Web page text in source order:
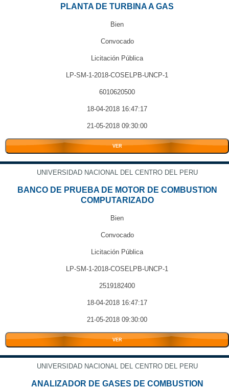
PLANTA DE TURBINA A GAS
Bien
Convocado
Licitación Pública
LP-SM-1-2018-COSELPB-UNCP-1
6010620500
18-04-2018 16:47:17
21-05-2018 09:30:00
VER
UNIVERSIDAD NACIONAL DEL CENTRO DEL PERU
BANCO DE PRUEBA DE MOTOR DE COMBUSTION
COMPUTARIZADO
Bien
Convocado
Licitación Pública
LP-SM-1-2018-COSELPB-UNCP-1
2519182400
18-04-2018 16:47:17
21-05-2018 09:30:00
VER
UNIVERSIDAD NACIONAL DEL CENTRO DEL PERU
ANALIZADOR DE GASES DE COMBUSTION